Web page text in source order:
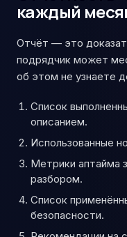
каждый
Отчёт — это
подрядчик может
об этом не узнаете
Список
описанием.
Использованные
Метрики аптайма
разбором.
Список
безопасности.